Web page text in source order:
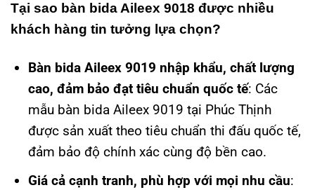
Tại sao bàn bida Aileex 9018 được nhiều
khách hàng tin tưởng lựa chọn?
Bàn bida Aileex 9019 nhập khẩu, chất lượng
cao, đảm bảo đạt tiêu chuẩn quốc tế: Các
mẫu bàn bida Aileex 9019 tại Phúc Thịnh
được sản xuất theo tiêu chuẩn thi đấu quốc tế,
đảm bảo độ chính xác cùng độ bền cao.
Giá cả cạnh tranh, phù hợp với mọi nhu cầu: